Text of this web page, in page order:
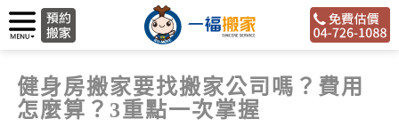
健身房搬家要找搬家公司嗎？費用
怎麼算？3重點一次掌握